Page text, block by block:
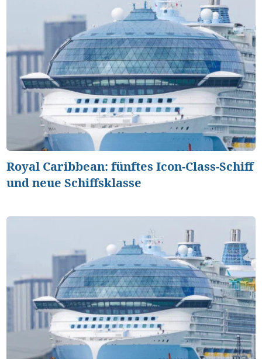
Royal Caribbean: fünftes Icon-Class-Schiff
und neue Schiffsklasse